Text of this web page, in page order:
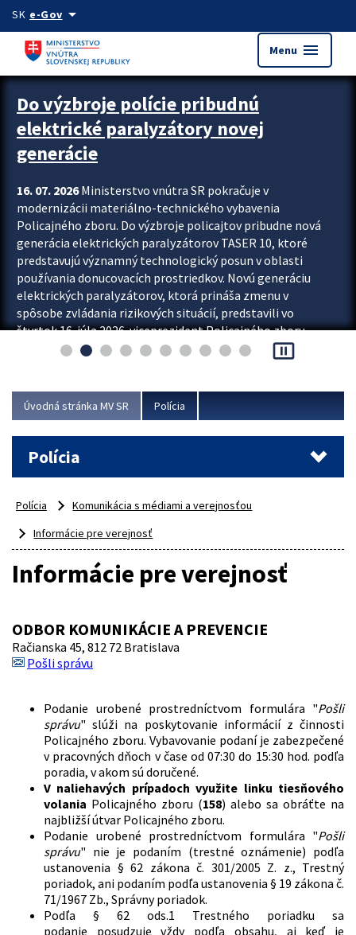
Preskocit na hlavný obsah
SK e-Govarrow_drop_down
Menu menu
Zastavit automatický posun upútavok
Do výzbroje polície pribudnú
elektrické paralyzátory novej
generácie
16. 07. 2026Ministerstvo vnútra SR pokračuje v
modernizácii materiálno-technického vybavenia
Policajného zboru. Do výzbroje policajtov pribudne nová
generácia elektrických paralyzátorov TASER 10, ktoré
predstavujú významný technologický posun v oblasti
používania donucovacích prostriedkov. Novú generáciu
elektrických paralyzátorov, ktorá prináša zmenu v
spôsobe zvládania rizikových situácií, predstavili vo
štvrtok 16. júla 2026 viceprezident Policajného zboru
Rastislav Polakovič a riaditeľ odboru výcviku...
pause_presentation
Úvodná stránka MV SR Polícia
Polícia
Polícia
Komunikácia s médiami a verejnosťou
Informácie pre verejnosť
Informácie pre verejnosť
ODBOR KOMUNIKÁCIE A PREVENCIE
Račianska 45, 812 72 Bratislava
Pošli správu
Podanie urobené prostredníctvom formulára "Pošli
správu" slúži na poskytovanie informácií z činnosti
Policajného zboru. Vybavovanie podaní je zabezpečené
v pracovných dňoch v čase od 07:30 do 15:30 hod. podľa
poradia, v akom sú doručené.
V naliehavých prípadoch využite linku tiesňového
volania Policajného zboru (158) alebo sa obráťte na
najbližší útvar Policajného zboru.
Podanie urobené prostredníctvom formulára "Pošli
správu" nie je podaním (trestné oznámenie) podľa
ustanovenia § 62 zákona č. 301/2005 Z. z., Trestný
poriadok, ani podaním podľa ustanovenia § 19 zákona č.
71/1967 Zb., Správny poriadok.
Podľa § 62 ods.1 Trestného poriadku sa
podanie posudzuje vždy podľa obsahu, aj keď je